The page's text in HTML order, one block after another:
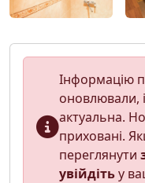
Інформацію
оновлювали,
актуальна.
приховані.
переглянути
увійдітьу